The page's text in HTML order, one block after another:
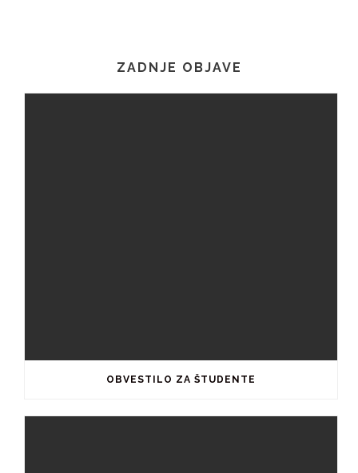
ZADNJE OBJAVE
OBVESTILO ZA ŠTUDENTE